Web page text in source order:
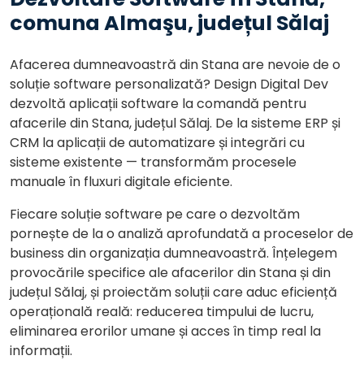
comuna Almaşu, județul Sălaj
Afacerea dumneavoastră din Stana are nevoie de o
soluție software personalizată? Design Digital Dev
dezvoltă aplicații software la comandă pentru
afacerile din Stana, județul Sălaj. De la sisteme ERP și
CRM la aplicații de automatizare și integrări cu
sisteme existente — transformăm procesele
manuale în fluxuri digitale eficiente.
Fiecare soluție software pe care o dezvoltăm
pornește de la o analiză aprofundată a proceselor de
business din organizația dumneavoastră. Înțelegem
provocările specifice ale afacerilor din Stana și din
județul Sălaj, și proiectăm soluții care aduc eficiență
operațională reală: reducerea timpului de lucru,
eliminarea erorilor umane și acces în timp real la
informații.